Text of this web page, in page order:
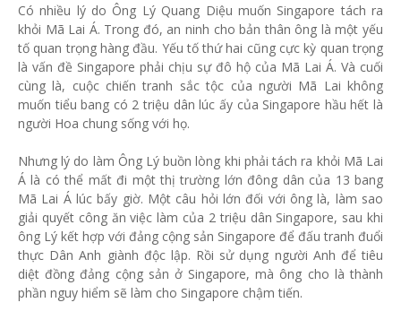
Có nhiều lý do Ông Lý Quang Diệu muốn Singapore tách ra
khỏi Mã Lai Á. Trong đó, an ninh cho bản thân ông là một yếu
tố quan trọng hàng đầu. Yếu tố thứ hai cũng cực kỳ quan trọng
là vấn đề Singapore phải chịu sự đô hộ của Mã Lai Á. Và cuối
cùng là, cuộc chiến tranh sắc tộc của người Mã Lai không
muốn tiểu bang có 2 triệu dân lúc ấy của Singapore hầu hết là
người Hoa chung sống với họ.
Nhưng lý do làm Ông Lý buồn lòng khi phải tách ra khỏi Mã Lai
Á là có thể mất đi một thị trường lớn đông dân của 13 bang
Mã Lai Á lúc bấy giờ. Một câu hỏi lớn đối với ông là, làm sao
giải quyết công ăn việc làm của 2 triệu dân Singapore, sau khi
ông Lý kết hợp với đảng cộng sản Singapore để đấu tranh đuổi
thực Dân Anh giành độc lập. Rồi sử dụng người Anh để tiêu
diệt đồng đảng cộng sản ở Singapore, mà ông cho là thành
phần nguy hiểm sẽ làm cho Singapore chậm tiến.